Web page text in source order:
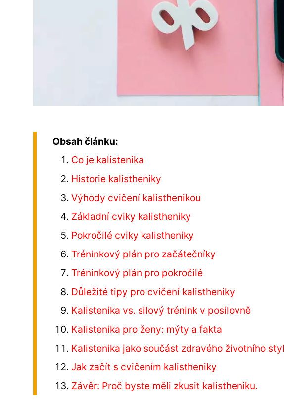
Obsah článku:
Co je kalistenika
Historie kalistheniky
Výhody cvičení kalisthenikou
Základní cviky kalistheniky
Pokročilé cviky kalistheniky
Tréninkový plán pro začátečníky
Tréninkový plán pro pokročilé
Důležité tipy pro cvičení kalistheniky
Kalistenika vs. silový trénink v posilovně
Kalistenika pro ženy: mýty a fakta
Kalistenika jako součást zdravého životního
Jak začít s cvičením kalistheniky
Závěr: Proč byste měli zkusit kalistheniku.